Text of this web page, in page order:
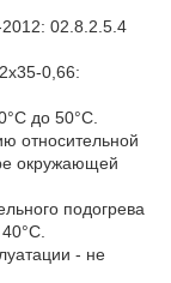
02.8.2.5.4
0,66:
до 50°С.
относительной
окружающей
подогрева
- не